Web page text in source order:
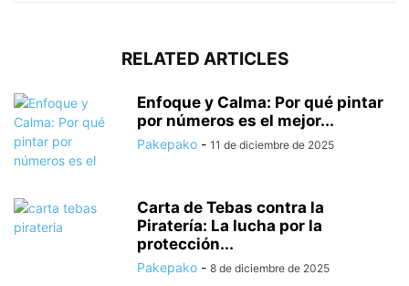
RELATED ARTICLES
Enfoque y Calma: Por qué pintar
por números es el mejor...
Pakepako - 11 de diciembre de 2025
Carta de Tebas contra la
Piratería: La lucha por la
protección...
Pakepako - 8 de diciembre de 2025